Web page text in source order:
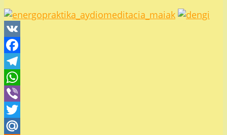
VK
Facebook
Telegram
WhatsApp
Viber
Twitter